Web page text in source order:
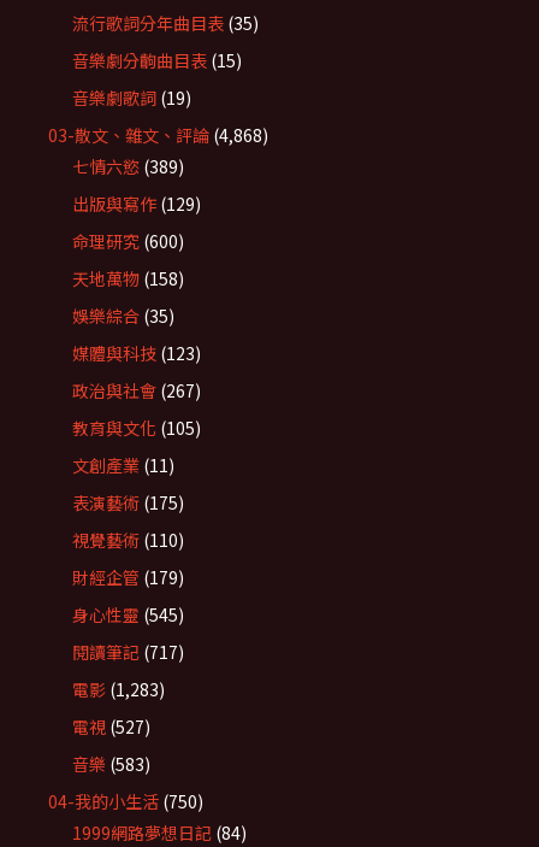
流行歌詞分年曲目表 (35)
音樂劇分齣曲目表 (15)
音樂劇歌詞 (19)
03-散文、雜文、評論 (4,868)
七情六慾 (389)
出版與寫作 (129)
命理研究 (600)
天地萬物 (158)
娛樂綜合 (35)
媒體與科技 (123)
政治與社會 (267)
教育與文化 (105)
文創產業 (11)
表演藝術 (175)
視覺藝術 (110)
財經企管 (179)
身心性靈 (545)
閱讀筆記 (717)
電影 (1,283)
電視 (527)
音樂 (583)
04-我的小生活 (750)
1999網路夢想日記 (84)